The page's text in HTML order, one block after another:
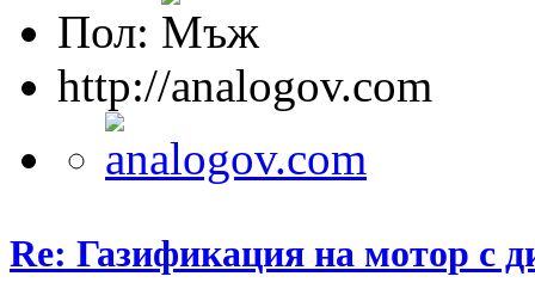
Пол:
http://analogov.com
Re: Газификация на мотор с